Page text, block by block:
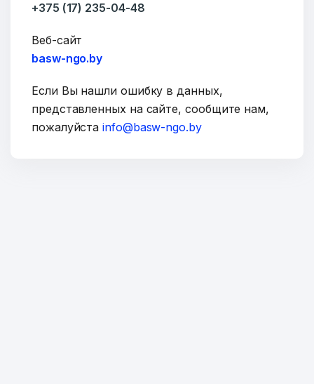
Сообщение
+375 (17) 235-04-48
Веб-сайт
basw-ngo.by
Если Вы нашли ошибку в данных,
представленных на сайте, сообщите нам,
пожалуйстаinfo@basw-ngo.by